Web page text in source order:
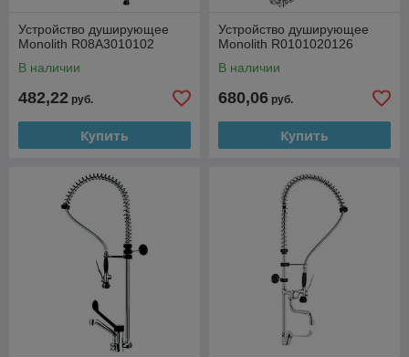
Устройство душирующее
Monolith R08A3010102
В наличии
482,22 руб.
Купить
Устройство душирующее
Monolith R0101020126
В наличии
680,06 руб.
Купить